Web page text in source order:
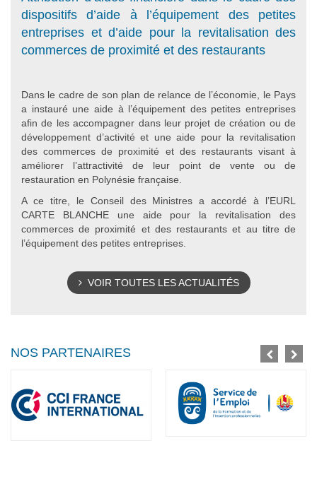
dispositifs d’aide à l’équipement des petites
entreprises et d’aide pour la revitalisation des
commerces de proximité et des restaurants
Dans le cadre de son plan de relance de l’économie, le Pays
a instauré une aide à l’équipement des petites entreprises
afin de les accompagner dans leur projet de création ou de
développement d’activité et une aide pour la revitalisation
des commerces de proximité et des restaurants visant à
améliorer l’attractivité de leur point de vente ou de
restauration en Polynésie française.
A ce titre, le Conseil des Ministres a accordé à l’EURL
CARTE BLANCHE une aide pour la revitalisation des
commerces de proximité et des restaurants et au titre de
l’équipement des petites entreprises.
VOIR TOUTES LES ACTUALITÉS
NOS PARTENAIRES